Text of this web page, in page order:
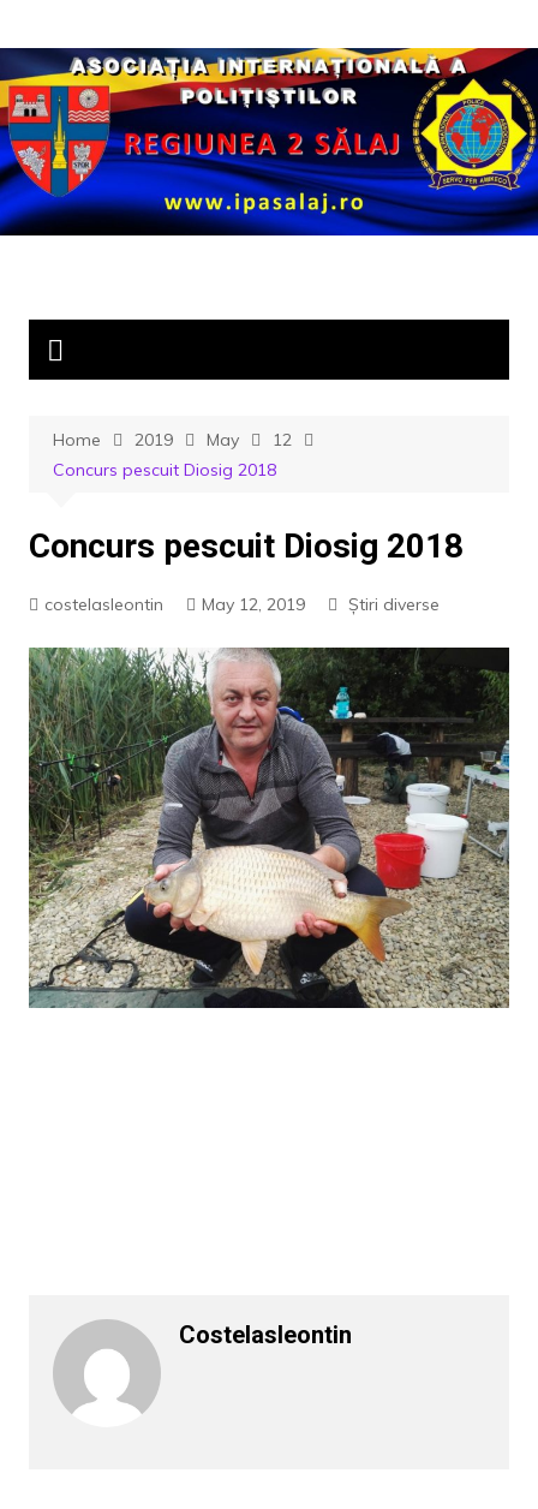
to
content
Home 2019 May
12
Concurs pescuit Diosig 2018
Concurs pescuit Diosig 2018
costelasleontin May 12, 2019 Știri diverse
Costelasleontin